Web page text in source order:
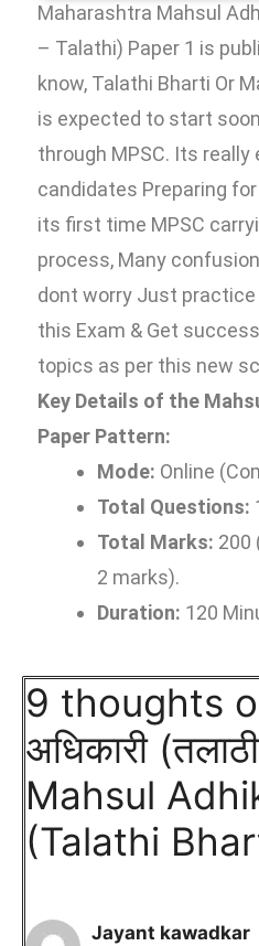
Maharashtra Mahsul
– Talathi) Paper 1 is
know, Talathi Bharti Or
is expected to start
through MPSC. Its really
candidates Preparing
its first time MPSC
process, Many
dont worry Just practice
this Exam & Get
topics as per this new
Key Details of the
Paper Pattern:
Mode: Online
Total Questions:
Total Marks: 200
2 marks).
Duration: 120
9 thoughts
अधिकारी
Mahsul
(Talathi
Jayant kawadkar